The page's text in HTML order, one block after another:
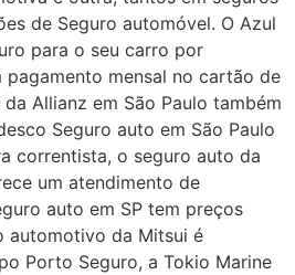
de Seguro automóvel. O Azul
para o seu carro por
pagamento mensal no cartão de
Allianz em São Paulo também
Seguro auto em São Paulo
correntista, o seguro auto da
um atendimento de
auto em SP tem preços
automotivo da Mitsui é
Porto Seguro, a Tokio Marine